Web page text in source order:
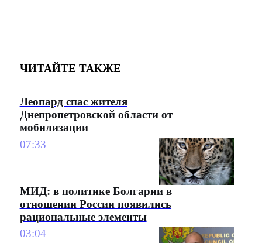
ЧИТАЙТЕ ТАКЖЕ
Леопард спас жителя
Днепропетровской области от
мобилизации
07:33
МИД: в политике Болгарии в
отношении России появились
рациональные элементы
03:04